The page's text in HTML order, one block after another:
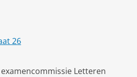
26
Letteren